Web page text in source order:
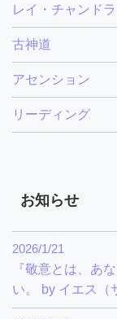
レイ・チャンド
古神道
アセンション
リーディング
お知らせ
2026/1/21
『敬意とは、あ
い。 by イエス（